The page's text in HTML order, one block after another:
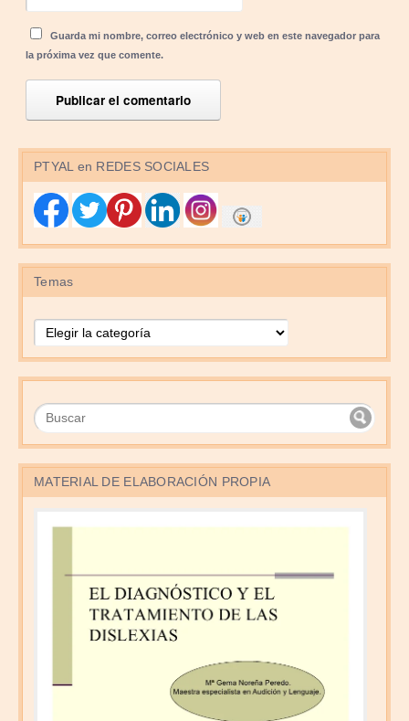
Guarda mi nombre, correo electrónico y web en este navegador para
la próxima vez que comente.
PTYAL en REDES SOCIALES
Temas
MATERIAL DE ELABORACIÓN PROPIA